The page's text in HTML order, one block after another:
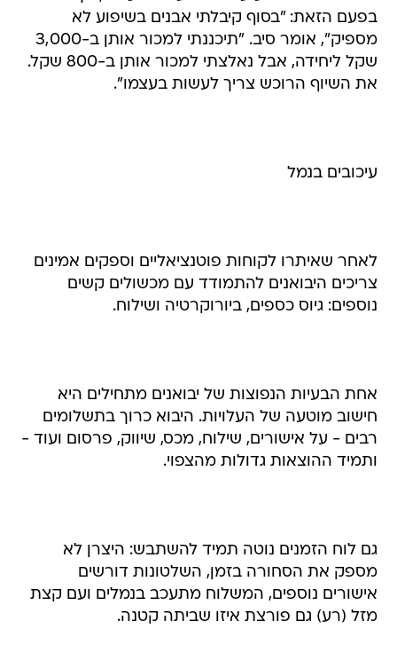
בפעם הזאת: "בסוף קיבלתי אבנים בשיפוע לא
מספיק", אומר סיב. "תיכננתי למכור אותן ב-3,000
שקל ליחידה, אבל נאלצתי למכור אותן ב-800 שקל.
את השיוף הרוכש צריך לעשות בעצמו".
עיכובים בנמל
לאחר שאיתרו לקוחות פוטנציאליים וספקים אמינים
צריכים היבואנים להתמודד עם מכשולים קשים
נוספים: גיוס כספים, ביורוקרטיה ושילוח.
אחת הבעיות הנפוצות של יבואנים מתחילים היא
חישוב מוטעה של העלויות. היבוא כרוך בתשלומים
רבים - על אישורים, שילוח, מכס, שיווק, פרסום ועוד -
ותמיד ההוצאות גדולות מהצפוי.
גם לוח הזמנים נוטה תמיד להשתבש: היצרן לא
מספק את הסחורה בזמן, השלטונות דורשים
אישורים נוספים, המשלוח מתעכב בנמלים ועם קצת
מזל (רע) גם פורצת איזו שביתה קטנה.